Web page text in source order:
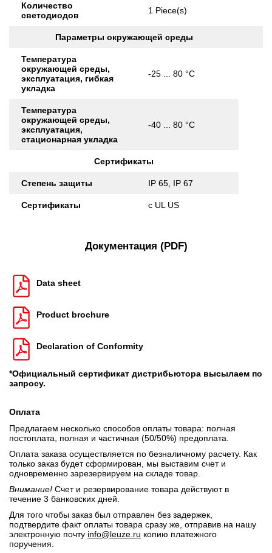
Количество
светодиодов
1 Piece(s)
Параметры окружающей среды
Температура
окружающей среды,
эксплуатация, гибкая
укладка
-25 ... 80 °C
Температура
окружающей среды,
эксплуатация,
стационарная укладка
-40 ... 80 °C
Сертификаты
Степень защиты IP 65, IP 67
Сертификаты c UL US
Документация (PDF)
Data sheet
Product brochure
Declaration of Conformity
*Официальный сертификат дистрибьютора высылаем по
запросу.
Оплата
Предлагаем несколько способов оплаты товара: полная
постоплата, полная и частичная (50/50%) предоплата.
Оплата заказа осуществляется по безналичному расчету. Как
только заказ будет сформирован, мы выставим счет и
одновременно зарезервируем на складе товар.
Внимание! Счет и резервирование товара действуют в
течение 3 банковских дней.
Для того чтобы заказ был отправлен без задержек,
подтвердите факт оплаты товара сразу же, отправив на нашу
электронную почту info@leuze.ru копию платежного
поручения.